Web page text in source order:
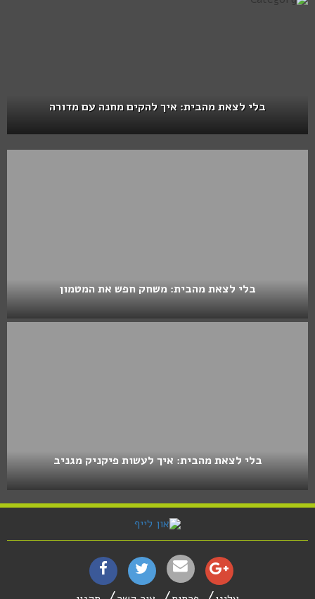
בלי לצאת מהבית: איך להקים מחנה עם מדורה
בלי לצאת מהבית: משחק חפש את המטמון
בלי לצאת מהבית: איך לעשות פיקניק מגניב